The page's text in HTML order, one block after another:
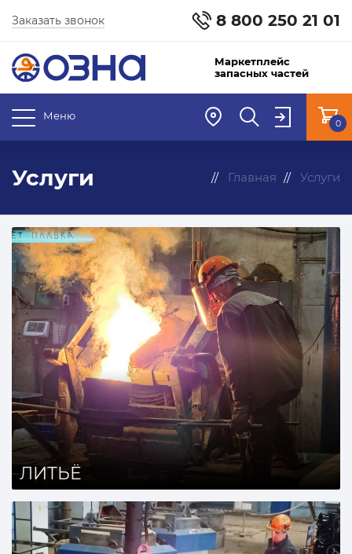
8 800 250 21 01
Заказать звонок
Маркетплейс
запасных частей
Меню
0
Услуги Главная Услуги
ЛИТЬЁ